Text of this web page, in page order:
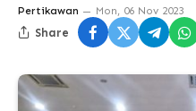
Pertikawan Mon, 06 Nov 2023
Share